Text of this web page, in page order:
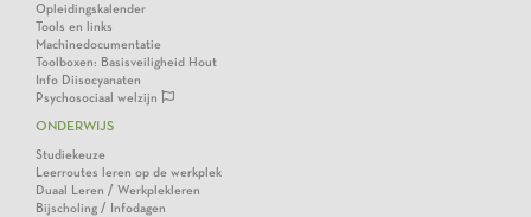
Opleidingskalender
Tools en links
Machinedocumentatie
Toolboxen: Basisveiligheid Hout
Info Diisocyanaten
Psychosociaal welzijn
ONDERWIJS
Studiekeuze
Leerroutes leren op de werkplek
Duaal Leren / Werkplekleren
Bijscholing / Infodagen